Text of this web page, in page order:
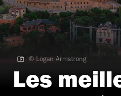
© Logan Armstrong
© Logan Armstrong
Les